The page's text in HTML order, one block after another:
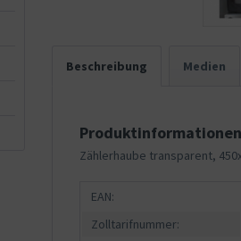
Beschreibung Medien
Zählerhaube transparent,
EAN:
Zolltarifnummer: